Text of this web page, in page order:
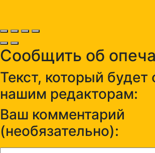
Сообщить об
Текст, который будет
нашим редакторам:
Ваш комментарий
(необязательно):